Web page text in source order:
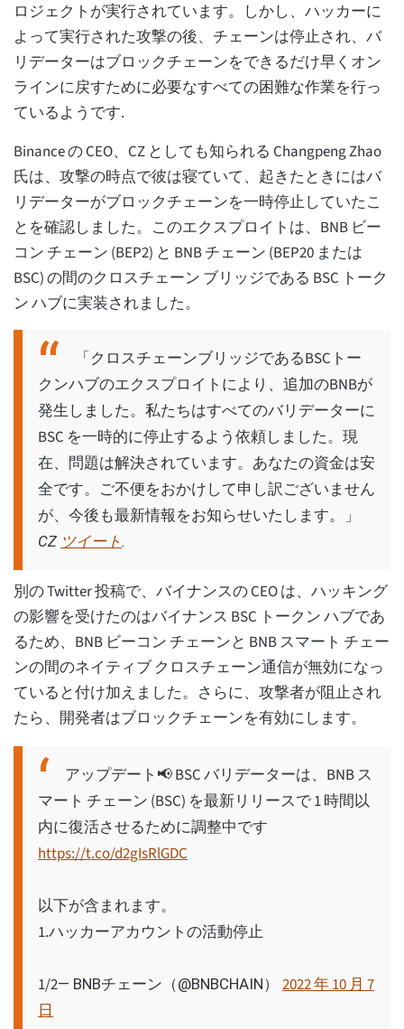
ロジェクトが実行されています。しかし、ハッカーに
よって実行された攻撃の後、チェーンは停止され、バ
リデーターはブロックチェーンをできるだけ早くオン
ラインに戻すために必要なすべての困難な作業を行っ
ているようです.
Binance の CEO、CZ としても知られる Changpeng Zhao
氏は、攻撃の時点で彼は寝ていて、起きたときにはバ
リデーターがブロックチェーンを一時停止していたこ
とを確認しました。このエクスプロイトは、BNB ビー
コン チェーン (BEP2) と BNB チェーン (BEP20 または
BSC) の間のクロスチェーン ブリッジである BSC トーク
ン ハブに実装されました。
「クロスチェーンブリッジであるBSCトー
クンハブのエクスプロイトにより、追加のBNBが
発生しました。私たちはすべてのバリデーターに
BSC を一時的に停止するよう依頼しました。現
在、問題は解決されています。あなたの資金は安
全です。ご不便をおかけして申し訳ございません
が、今後も最新情報をお知らせいたします。」
CZツイート.
別の Twitter 投稿で、バイナンスの CEO は、ハッキング
の影響を受けたのはバイナンス BSC トークン ハブであ
るため、BNB ビーコン チェーンと BNB スマート チェー
ンの間のネイティブ クロスチェーン通信が無効になっ
ていると付け加えました。さらに、攻撃者が阻止され
たら、開発者はブロックチェーンを有効にします。
アップデート📢 BSC バリデーターは、BNB ス
マート チェーン (BSC) を最新リリースで 1 時間以
内に復活させるために調整中です
https://t.co/d2gIsRlGDC
以下が含まれます。
1.ハッカーアカウントの活動停止
1/2— BNBチェーン（@BNBCHAIN） 2022 年 10 月 7
日